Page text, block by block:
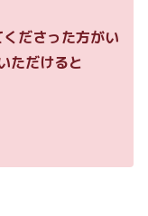
ださった方がい
ただけると